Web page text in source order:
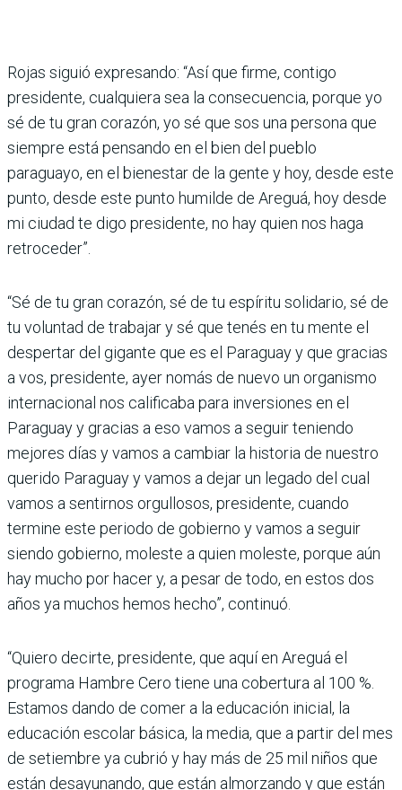
Rojas siguió expresando: “Así que firme, contigo
presidente, cualquiera sea la consecuencia, porque yo
sé de tu gran corazón, yo sé que sos una persona que
siempre está pensando en el bien del pueblo
paraguayo, en el bienestar de la gente y hoy, desde este
punto, desde este punto humilde de Areguá, hoy desde
mi ciudad te digo presidente, no hay quien nos haga
retroceder”.
“Sé de tu gran corazón, sé de tu espíritu solidario, sé de
tu voluntad de trabajar y sé que tenés en tu mente el
despertar del gigante que es el Paraguay y que gracias
a vos, presidente, ayer nomás de nuevo un organismo
internacional nos calificaba para inversiones en el
Paraguay y gracias a eso vamos a seguir teniendo
mejores días y vamos a cambiar la historia de nuestro
querido Paraguay y vamos a dejar un legado del cual
vamos a sentirnos orgullosos, presidente, cuando
termine este periodo de gobierno y vamos a seguir
siendo gobierno, moleste a quien moleste, porque aún
hay mucho por hacer y, a pesar de todo, en estos dos
años ya muchos hemos hecho”, continuó.
“Quiero decirte, presidente, que aquí en Areguá el
programa Hambre Cero tiene una cobertura al 100 %.
Estamos dando de comer a la educación inicial, la
educación escolar básica, la media, que a partir del mes
de setiembre ya cubrió y hay más de 25 mil niños que
están desayunando, que están almorzando y que están